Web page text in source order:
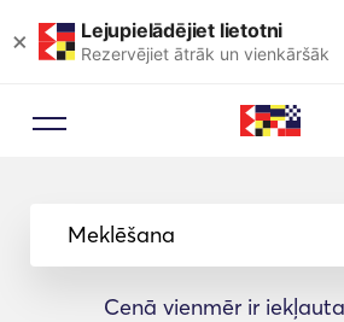
× Lejupielādējiet lietotni
Rezervējiet ātrāk un vienkāršāk
Meklēšana
Cenā vienmēr ir